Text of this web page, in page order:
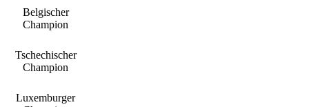
Belgischer
Champion
Tschechischer
Champion
Luxemburger